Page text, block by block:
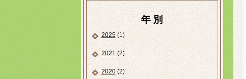
年 別
2025(1)
2021 (2)
2020(2)